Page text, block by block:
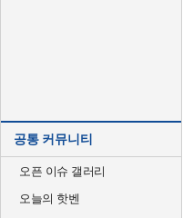
공통 커뮤니티
오픈 이슈 갤러리
오늘의 핫벤